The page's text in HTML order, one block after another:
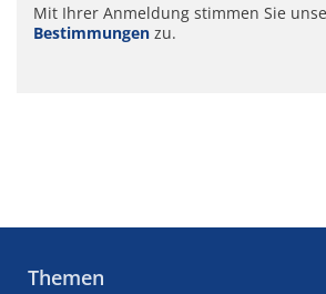
Mit Ihrer Anmeldung stimmen Sie
Bestimmungen zu.
Themen